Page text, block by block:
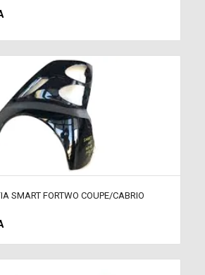
SMART FORTWO COUPE/CABRIO